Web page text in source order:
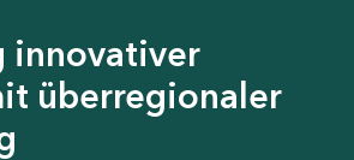
innovativer
überregionaler